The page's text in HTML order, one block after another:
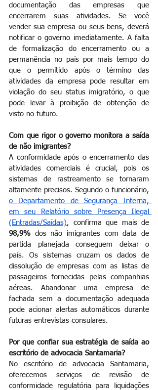
documentação das empresas que
encerrarem suas atividades. Se você
vender sua empresa ou seus bens, deverá
notificar o governo imediatamente. A falta
de formalização do encerramento ou a
permanência no país por mais tempo do
que o permitido após o término das
atividades da empresa pode resultar em
violação do seu status imigratório, o que
pode levar à proibição de obtenção de
visto no futuro.
Com que rigor o governo monitora a saída
de não imigrantes?
A conformidade após o encerramento das
atividades comerciais é crucial, pois os
sistemas de rastreamento se tornaram
altamente precisos. Segundo o funcionário,
o Departamento de Segurança Interna,
em seu Relatório sobre Presença Ilegal
(Entradas/Saídas), confirma que mais de
98,9% dos não imigrantes com data de
partida planejada conseguem deixar o
país. Os sistemas cruzam os dados de
dissolução de empresas com as listas de
passageiros fornecidas pelas companhias
aéreas. Abandonar uma empresa de
fachada sem a documentação adequada
pode acionar alertas automáticos durante
futuras entrevistas consulares.
Por que confiar sua estratégia de saída ao
escritório de advocacia Santamaria?
No escritório de advocacia Santamaria,
oferecemos serviços de revisão de
conformidade regulatória para liquidações